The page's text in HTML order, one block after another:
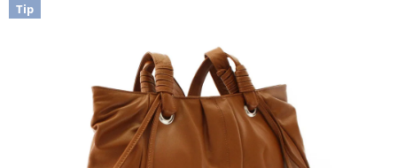
Tip